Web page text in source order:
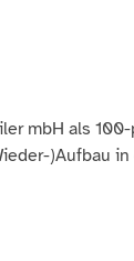
mbH als
)Aufbau